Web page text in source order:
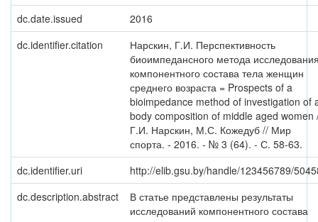
dc.date.issued
2016
dc.identifier.citation
Нарскин, Г.И. Перспективность
биоимпедансного метода
компонентного состава тела женщин
среднего возраста = Prospects of a
bioimpedance method of investigation of
body composition of middle aged women
Г.И. Нарскин, М.С. Кожедуб // Мир
спорта. - 2016. - № 3 (64). - С. 58-63.
dc.identifier.uri
http://elib.gsu.by/handle/123456789/
dc.description.abstract
В статье представлены результаты
исследований компонентного состава